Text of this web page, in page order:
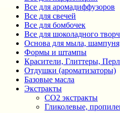
Все для аромадиффузоров
Все для свечей
Все для бомбочек
Все для шоколадного
Основа для мыла,
Формы и штампы
Красители, Глиттеры,
Отдушки (ароматизаторы)
Базовые масла
Экстракты
CO2 экстракты
Гликолевые,